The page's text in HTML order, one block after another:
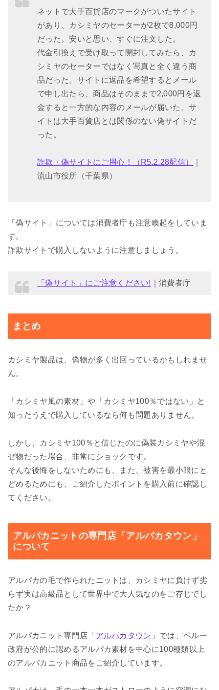
ネットで大手百貨店のマークがついたサイト
があり、カシミヤのセーターが2枚で8,000円
だった。安いと思い、すぐに注文した。
代金引換えで受け取って開封してみたら、カ
シミヤのセーターではなく写真と全く違う商
品だった。サイトに返品を希望するとメール
で申し出たら、商品はそのままで2,000円を返
金すると一方的な内容のメールが届いた。サ
イトは大手百貨店とは関係のない偽サイトだ
った。
詐欺・偽サイトにご用心！（R5.2.28配信）
流山市役所（千葉県）
「偽サイト」については消費者庁も注意喚起をしていま
す。
詐欺サイトで購入しないように注意しましょう。
「偽サイト」にご注意ください! ｜消費者庁
まとめ
カシミヤ製品は、偽物が多く出回っているかもしれませ
ん。
「カシミヤ風の素材」や「カシミヤ100％ではない」と
知ったうえで購入しているなら何も問題ありません。
しかし、カシミヤ100％と信じたのに偽装カシミヤや混
ぜ物だった場合、非常にショックです。
そんな後悔をしないためにも、また、被害を最小限にと
どめるためにも、ご紹介したポイントを購入前に確認し
てください。
アルパカニットの専門店「アルパカタウン」
について
アルパカの毛で作られたニットは、カシミヤに負けず劣
らず実は高級品として世界中で大人気なのをご存じでし
たか？
アルパカニット専門店「 アルパカタウン 」では、ペルー
政府が公的に認めるアルパカ素材を中心に100種類以上
のアルパカニット商品をご紹介しています。